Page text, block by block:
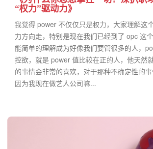
“权力”驱动力》
我觉得 power 不仅仅只是权力，大家理解这
力方向走，特别是现在我们已经到了 opc 这
能简单的理解成为好像我们要管很多的人，
控欲，就是 power 值比较在正的人，他天然
的事情会非常的喜欢，对于那种不确定性的事
因为我现在做艺人公司嘛...